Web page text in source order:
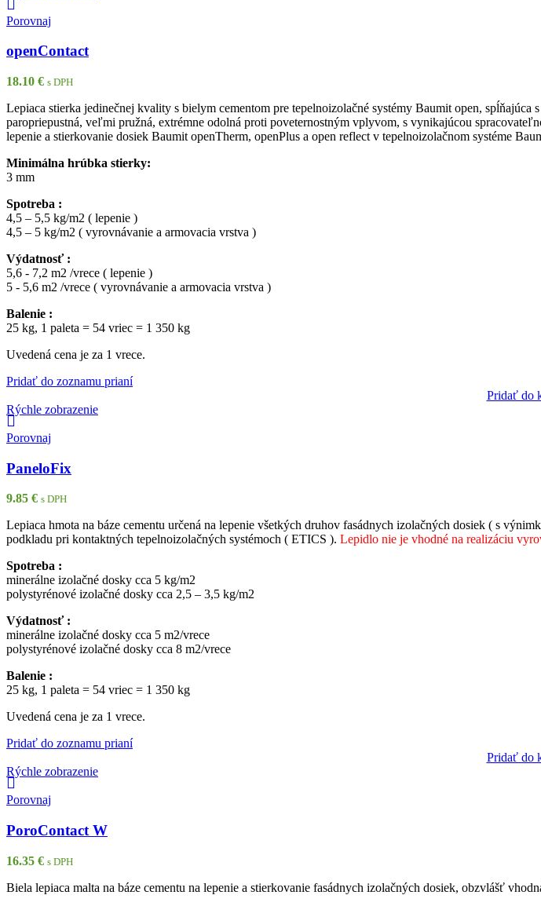
Porovnaj
openContact
18.10 € s DPH
Lepiaca stierka jedinečnej kvality s bielym cementom pre tepelnoizolačné systémy Baumit open,
paropriepustná, veľmi pružná, extrémne odolná proti poveternostným vplyvom, s vynikajúcou
lepenie a stierkovanie dosiek Baumit openTherm, openPlus a open reflect v tepelnoizolačnom systéme
Minimálna hrúbka stierky:
3 mm
Spotreba :
4,5 – 5,5 kg/m2 ( lepenie )
4,5 – 5 kg/m2 ( vyrovnávanie a armovacia vrstva )
Výdatnosť :
5,6 - 7,2 m2 /vrece ( lepenie )
5 - 5,6 m2 /vrece ( vyrovnávanie a armovacia vrstva )
Balenie :
25 kg, 1 paleta = 54 vriec = 1 350 kg
Uvedená cena je za 1 vrece.
Pridať do zoznamu prianí
Pridať do
Rýchle zobrazenie
Porovnaj
PaneloFix
9.85 € s DPH
Lepiaca hmota na báze cementu určená na lepenie všetkých druhov fasádnych izolačných dosiek ( s
podkladu pri kontaktných tepelnoizolačných systémoch ( ETICS ). Lepidlo nie je vhodné na realizáciu
Spotreba :
minerálne izolačné dosky cca 5 kg/m2
polystyrénové izolačné dosky cca 2,5 – 3,5 kg/m2
Výdatnosť :
minerálne izolačné dosky cca 5 m2/vrece
polystyrénové izolačné dosky cca 8 m2/vrece
Balenie :
25 kg, 1 paleta = 54 vriec = 1 350 kg
Uvedená cena je za 1 vrece.
Pridať do zoznamu prianí
Pridať do
Rýchle zobrazenie
Porovnaj
PoroContact W
16.35 € s DPH
Biela lepiaca malta na báze cementu na lepenie a stierkovanie fasádnych izolačných dosiek, obzvlášť